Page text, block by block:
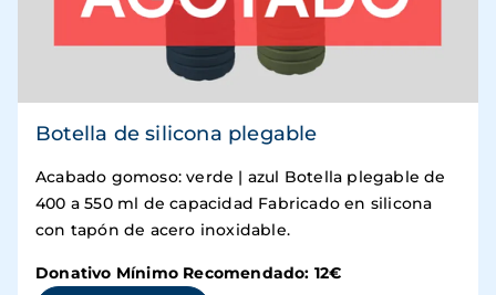
Botella de silicona plegable
Acabado gomoso: verde | azul Botella plegable de
400 a 550 ml de capacidad Fabricado en silicona
con tapón de acero inoxidable.
Donativo Mínimo Recomendado: 12€